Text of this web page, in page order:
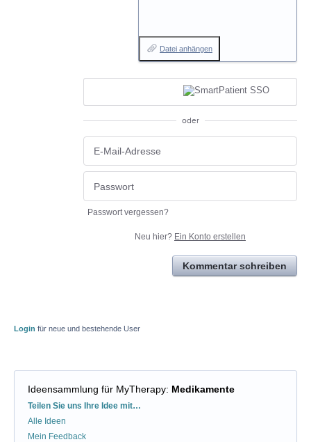
Datei anhängen
oder
Passwort vergessen?
Neu hier? Ein Konto erstellen
Kommentar schreiben
Login für neue und bestehende User
Ideensammlung für MyTherapy: Medikamente
Kategorien
Teilen Sie uns Ihre Idee mit…
Alle Ideen
Mein Feedback